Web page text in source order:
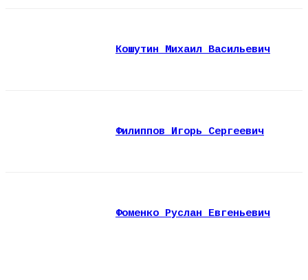
Кошутин Михаил Васильевич
Филиппов Игорь Сергеевич
Фоменко Руслан Евгеньевич